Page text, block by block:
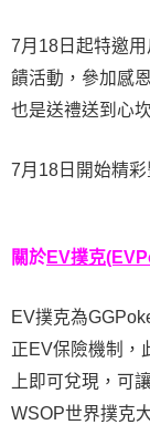
7月18日起特邀
饋活動，參加感
也是送禮送到心
7月18日開始精
關於EV撲克
EV撲克為
正EV保險機制，
上即可兌現，可
WSOP世界撲克